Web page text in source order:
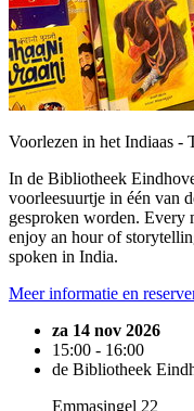
Voorlezen in het Indiaas -
In de Bibliotheek
voorleesuurtje in één van
gesproken worden. Every
enjoy an hour of
spoken in India.
Meer informatie en
za 14 nov 2026
15:00 - 16:00
de Bibliotheek
Emmasingel 22